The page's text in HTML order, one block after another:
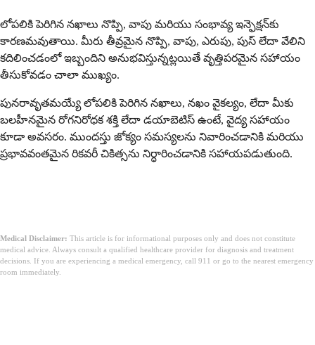
లోపలికి పెరిగిన నఖాలు నొప్పి, వాపు మరియు సంభావ్య ఇన్ఫెక్షన్‌కు
కారణమవుతాయి. మీరు తీవ్రమైన నొప్పి, వాపు, ఎరుపు, పుస్ లేదా వేలిని
కదిలించడంలో ఇబ్బందిని అనుభవిస్తున్నట్లయితే వృత్తిపరమైన సహాయం
తీసుకోవడం చాలా ముఖ్యం.
పునరావృతమయ్యే లోపలికి పెరిగిన నఖాలు, నఖం వైకల్యం, లేదా మీకు
బలహీనమైన రోగనిరోధక శక్తి లేదా డయాబెటిస్ ఉంటే, వైద్య సహాయం
కూడా అవసరం. ముందస్తు జోక్యం సమస్యలను నివారించడానికి మరియు
ప్రభావవంతమైన రికవరీ చికిత్సను నిర్ధారించడానికి సహాయపడుతుంది.
Medical Disclaimer: This article is for informational purposes only and does not constitute
medical advice. Always consult a qualified healthcare provider for diagnosis and treatment
decisions. If you are experiencing a medical emergency, call 911 or go to the nearest emergency
room immediately.